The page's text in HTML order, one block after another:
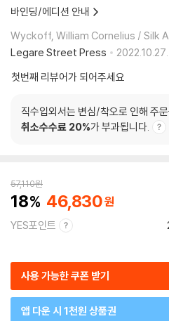
바인딩/에디션 안내
Wyckoff, William Cornelius / Silk
Legare Street Press
2022.10.27.
첫번째 리뷰어가 되어주세요
직수입외서는 변심/착오로 인해 주
취소수수료 20%가 부과됩니다.
57,110원
18 46,830
YES포인트
사용 가능한 쿠폰 받기
앱 다운 시 1천원 상품권